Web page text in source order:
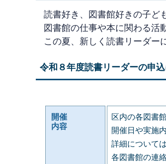
読書好き、図書館好
図書館の仕事や本に関わる活
この夏、新しく読書リーダー
令和８年度読書リーダーの申
開催
内容
区内の各図書
開催日や実施
詳細について
各図書館の連